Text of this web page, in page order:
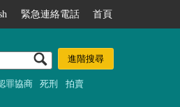
緊急連絡電話 首頁
罪協商 死刑 拍賣